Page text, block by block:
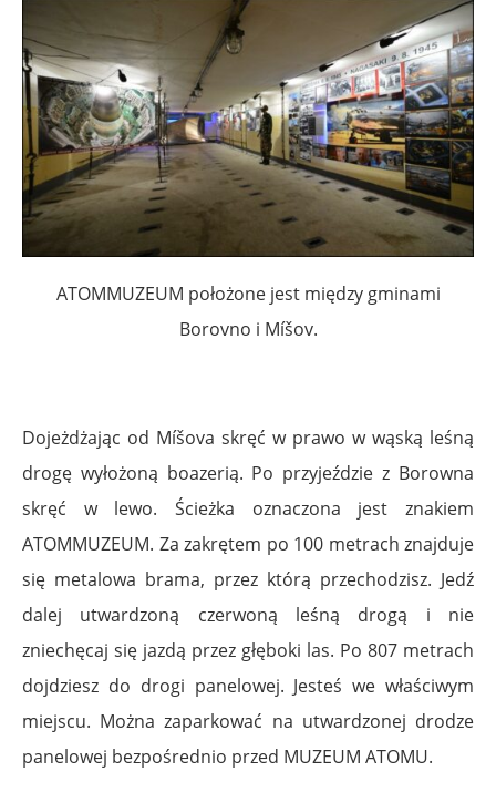
ATOMMUZEUM położone jest między gminami
Borovno i Míšov.
Dojeżdżając od Míšova skręć w prawo w wąską leśną
drogę wyłożoną boazerią. Po przyjeździe z Borowna
skręć w lewo. Ścieżka oznaczona jest znakiem
ATOMMUZEUM. Za zakrętem po 100 metrach znajduje
się metalowa brama, przez którą przechodzisz. Jedź
dalej utwardzoną czerwoną leśną drogą i nie
zniechęcaj się jazdą przez głęboki las. Po 807 metrach
dojdziesz do drogi panelowej. Jesteś we właściwym
miejscu. Można zaparkować na utwardzonej drodze
panelowej bezpośrednio przed MUZEUM ATOMU.